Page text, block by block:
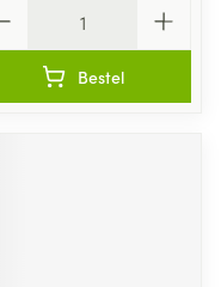
Bestel